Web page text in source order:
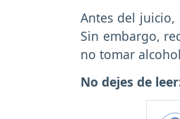
Antes del juicio,
Sin embargo,
no tomar
No dejes de